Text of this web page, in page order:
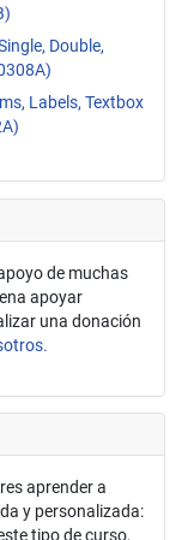
Double,
Labels, Textbox
de muchas
apoyar
una donación
aprender a
y personalizada:
tipo de curso,